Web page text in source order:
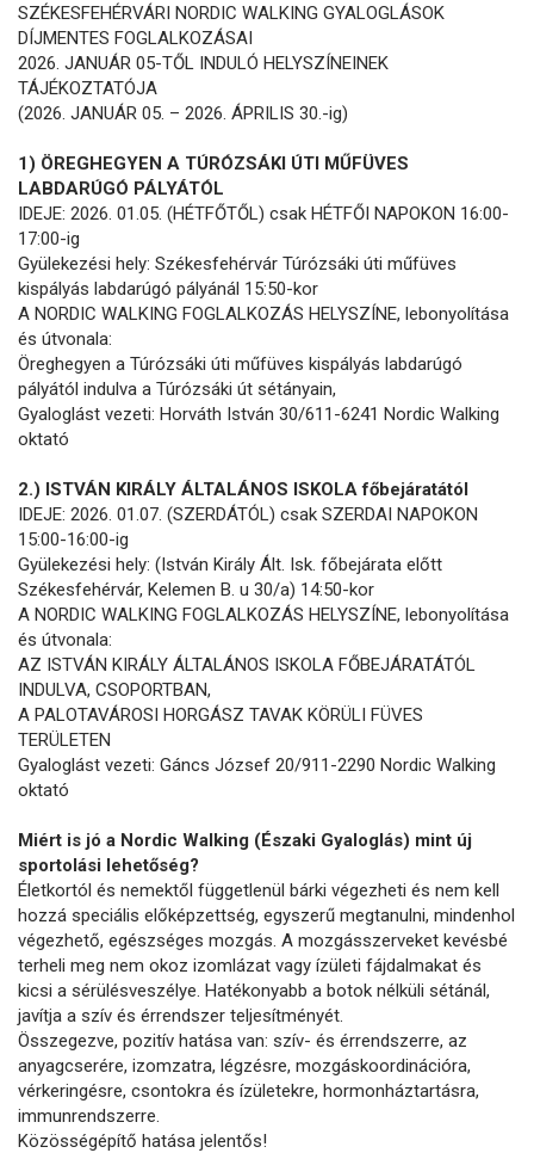
SZÉKESFEHÉRVÁRI NORDIC WALKING GYALOGLÁSOK
DÍJMENTES FOGLALKOZÁSAI
2026. JANUÁR 05-TŐL INDULÓ HELYSZÍNEINEK
TÁJÉKOZTATÓJA
(2026. JANUÁR 05. – 2026. ÁPRILIS 30.-ig)
1) ÖREGHEGYEN A TÚRÓZSÁKI ÚTI MŰFÜVES
LABDARÚGÓ PÁLYÁTÓL
IDEJE: 2026. 01.05. (HÉTFŐTŐL) csak HÉTFŐI NAPOKON 16:00-
17:00-ig
Gyülekezési hely: Székesfehérvár Túrózsáki úti műfüves
kispályás labdarúgó pályánál 15:50-kor
A NORDIC WALKING FOGLALKOZÁS HELYSZÍNE, lebonyolítása
és útvonala:
Öreghegyen a Túrózsáki úti műfüves kispályás labdarúgó
pályától indulva a Túrózsáki út sétányain,
Gyaloglást vezeti: Horváth István 30/611-6241 Nordic Walking
oktató
2.) ISTVÁN KIRÁLY ÁLTALÁNOS ISKOLA főbejáratától
IDEJE: 2026. 01.07. (SZERDÁTÓL) csak SZERDAI NAPOKON
15:00-16:00-ig
Gyülekezési hely: (István Király Ált. Isk. főbejárata előtt
Székesfehérvár, Kelemen B. u 30/a) 14:50-kor
A NORDIC WALKING FOGLALKOZÁS HELYSZÍNE, lebonyolítása
és útvonala:
AZ ISTVÁN KIRÁLY ÁLTALÁNOS ISKOLA FŐBEJÁRATÁTÓL
INDULVA, CSOPORTBAN,
A PALOTAVÁROSI HORGÁSZ TAVAK KÖRÜLI FÜVES
TERÜLETEN
Gyaloglást vezeti: Gáncs József 20/911-2290 Nordic Walking
oktató
Miért is jó a Nordic Walking (Északi Gyaloglás) mint új
sportolási lehetőség?
Életkortól és nemektől függetlenül bárki végezheti és nem kell
hozzá speciális előképzettség, egyszerű megtanulni, mindenhol
végezhető, egészséges mozgás. A mozgásszerveket kevésbé
terheli meg nem okoz izomlázat vagy ízületi fájdalmakat és
kicsi a sérülésveszélye. Hatékonyabb a botok nélküli sétánál,
javítja a szív és érrendszer teljesítményét.
Összegezve, pozitív hatása van: szív- és érrendszerre, az
anyagcserére, izomzatra, légzésre, mozgáskoordinációra,
vérkeringésre, csontokra és ízületekre, hormonháztartásra,
immunrendszerre.
Közösségépítő hatása jelentős!